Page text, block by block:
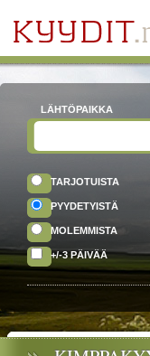
LÄHTÖPAIKKA
TARJOTUISTA
PYYDETYISTÄ
MOLEMMISTA
+/-3 PÄIVÄÄ